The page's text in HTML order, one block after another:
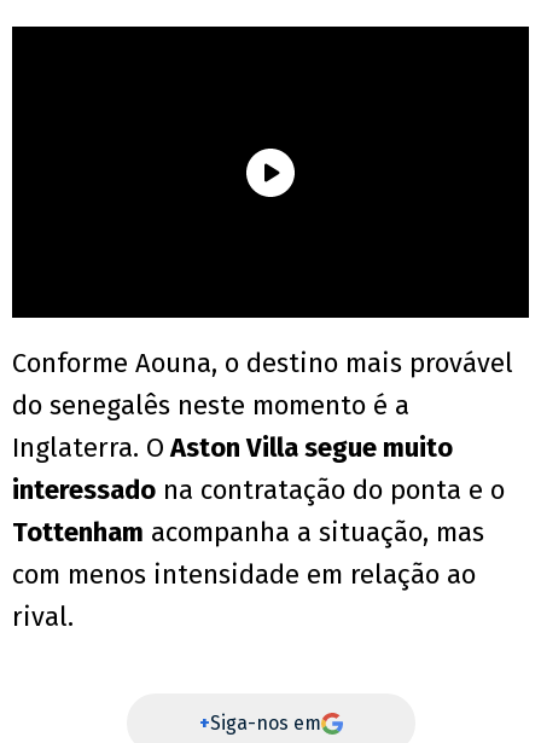
Conforme Aouna, o destino mais provável
do senegalês neste momento é a
Inglaterra. OAston Villa segue muito
interessado na contratação do ponta e o
Tottenham acompanha a situação, mas
com menos intensidade em relação ao
rival.
+Siga-nos em